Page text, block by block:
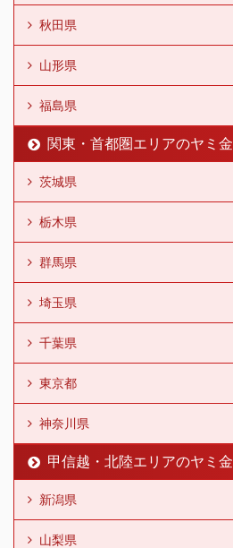
秋田県
山形県
福島県
関東・首都圏エリアのヤミ金
茨城県
栃木県
群馬県
埼玉県
千葉県
東京都
神奈川県
甲信越・北陸エリアのヤミ金
新潟県
山梨県